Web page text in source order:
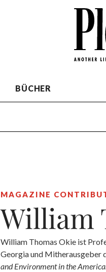
BÜCHER
MAGAZINE
William
William Thomas Okie ist
Georgia und Mitherausgeber
and Environment in the